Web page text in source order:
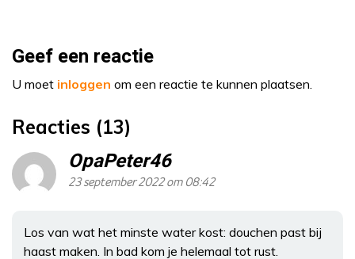
Geef een reactie
U moet inloggen om een reactie te kunnen plaatsen.
Reacties (13)
OpaPeter46
23 september 2022 om 08:42
Los van wat het minste water kost: douchen past bij
haast maken. In bad kom je helemaal tot rust.